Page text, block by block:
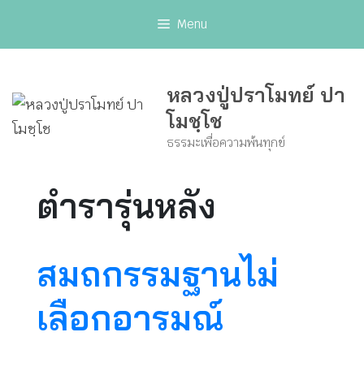
Menu
หลวงปู่ปราโมทย์ ปา
โมชฺโช
ธรรมะเพื่อความพ้นทุกข์
ตำรารุ่นหลัง
สมถกรรมฐานไม่
เลือกอารมณ์